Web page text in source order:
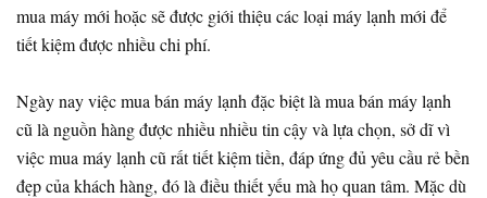
mua máy mới hoặc sẽ được giới thiệu các loại máy lạnh mới để
tiết kiệm được nhiều chi phí.
Ngày nay việc mua bán máy lạnh đặc biệt là mua bán máy lạnh
cũ là nguồn hàng được nhiều nhiều tin cậy và lựa chọn, sở dĩ vì
việc mua máy lạnh cũ rất tiết kiệm tiền, đáp ứng đủ yêu cầu rẻ bền
đẹp của khách hàng, đó là điều thiết yếu mà họ quan tâm. Mặc dù